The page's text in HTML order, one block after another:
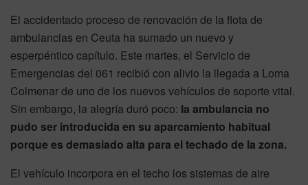
El accidentado proceso de renovación de la flota de
ambulancias en Ceuta ha sumado un nuevo y
esperpéntico capítulo. Este martes, el Servicio de
Emergencias del 061 recibió con alivio la llegada a Loma
Colmenar de uno de los nuevos vehículos de soporte vital.
Sin embargo, la alegría duró poco: la ambulancia no
pudo ser introducida en su aparcamiento habitual
porque es demasiado alta para el techado de la zona.
El vehículo incorpora en el techo los sistemas de aire